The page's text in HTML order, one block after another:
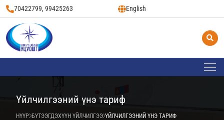
70422799, 99425263 English
Үйлчилгээний үнэ тариф
НҮҮР БҮТЭЭГДЭХҮҮН ҮЙЛЧИЛГЭЭ ҮЙЛЧИЛГЭЭНИЙ ҮНЭ ТАРИФ